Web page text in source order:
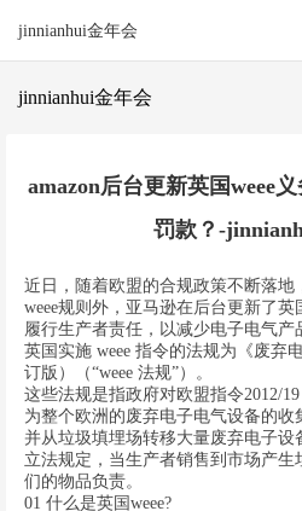
jinnianhui金年会
jinnianhui金年会
amazon后台更新英国weee
罚款？-
近日，随着欧盟的合规政策不断落地
weee规则外，亚马逊在后台更新了英
履行生产者责任，以减少电子电气产
英国实施 weee 指令的法规为《废弃
订版）（“weee 法规”）。
这些法规是指政府对欧盟指令2012/
为整个欧洲的废弃电子电气设备的收
并从垃圾填埋场转移大量废弃电子设
立法规定，当生产者销售到市场产
们的物品负责。
01 什么是英国weee?